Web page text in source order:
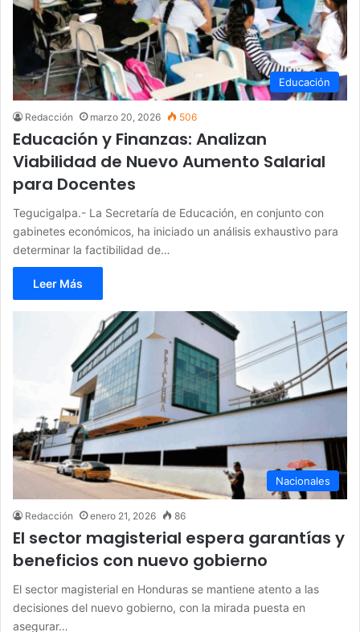
Educación
Redacción marzo 20, 2026 506
Educación y Finanzas: Analizan
Viabilidad de Nuevo Aumento Salarial
para Docentes
Tegucigalpa.- La Secretaría de Educación, en conjunto con
gabinetes económicos, ha iniciado un análisis exhaustivo para
determinar la factibilidad de…
Leer Más
Nacionales
Redacción enero 21, 2026 86
El sector magisterial espera garantías y
beneficios con nuevo gobierno
El sector magisterial en Honduras se mantiene atento a las
decisiones del nuevo gobierno, con la mirada puesta en
asegurar…